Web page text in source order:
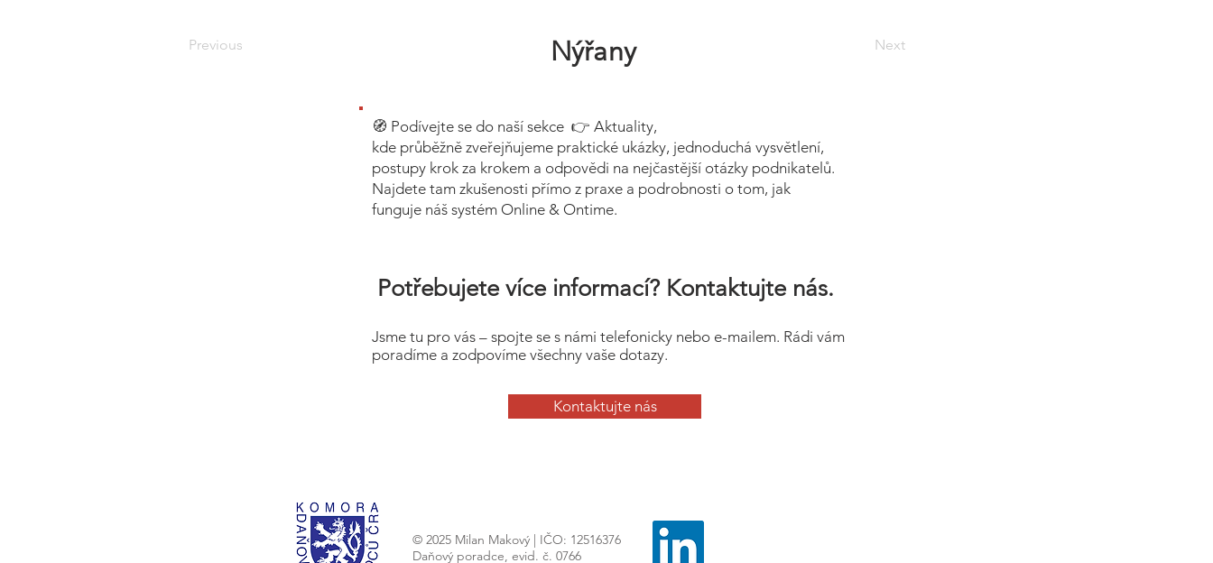
Previous Next
Nýřany
🧭 Podívejte se do naší sekce 👉 Aktuality,
kde průběžně zveřejňujeme praktické ukázky, jednoduchá vysvětlení,
postupy krok za krokem a odpovědi na nejčastější otázky podnikatelů.
Najdete tam zkušenosti přímo z praxe a podrobnosti o tom, jak
funguje náš systém Online & Ontime.
Potřebujete více informací? Kontaktujte nás.
Jsme tu pro vás – spojte se s námi telefonicky nebo e-mailem. Rádi vám
poradíme a zodpovíme všechny vaše dotazy.
Kontaktujte nás
© 2025 Milan Makový | IČO: 12516376
Daňový poradce, evid. č. 0766